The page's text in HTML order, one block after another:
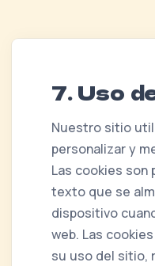
7. Uso
Nuestro sitio
personalizar y
Las cookies son
texto que se
dispositivo
web. Las
su uso del sitio,